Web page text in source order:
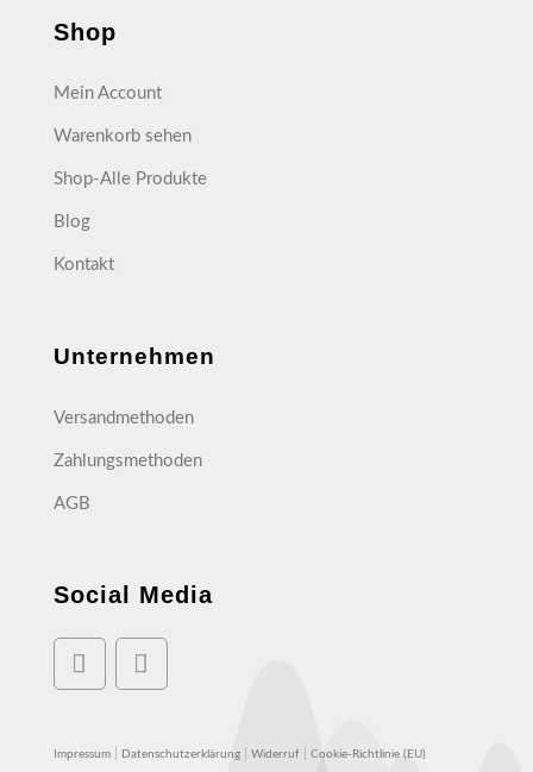
Shop
Mein Account
Warenkorb sehen
Shop-Alle Produkte
Blog
Kontakt
Unternehmen
Versandmethoden
Zahlungsmethoden
AGB
Social Media
Impressum| Datenschutzerklärung| Widerruf| Cookie-Richtlinie (EU)